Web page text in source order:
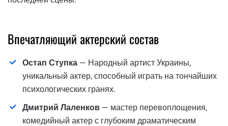
Впечатляющий актерский состав
Остап Ступка — Народный артист Украины,
уникальный актер, способный играть на тончайших
психологических гранях.
Дмитрий Лаленков — мастер перевоплощения,
комедийный актер с глубоким драматическим